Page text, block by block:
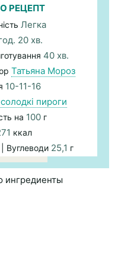
РЕЦЕПТ
Легка
20 хв.
40 хв.
Татьяна Мороз
10-11-16
пироги
на 100 г
ккал
| Вуглеводи 25,1 г